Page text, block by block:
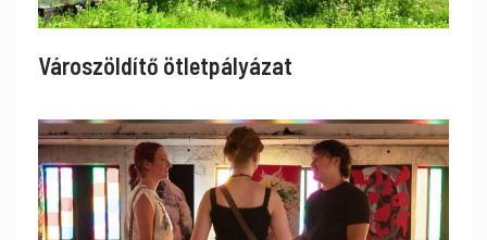
Városzöldítő ötletpályázat